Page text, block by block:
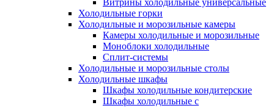
Витрины холодильные универсальные
Холодильные горки
Холодильные и морозильные камеры
Камеры холодильные и морозильные
Моноблоки холодильные
Сплит-системы
Холодильные и морозильные столы
Холодильные шкафы
Шкафы холодильные кондитерские
Шкафы холодильные с